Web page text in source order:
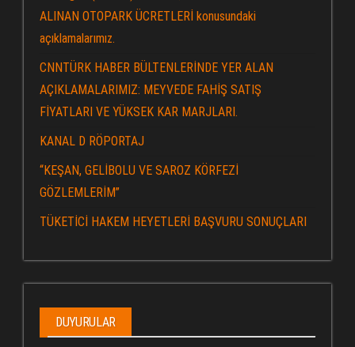
ALINAN OTOPARK ÜCRETLERİ konusundaki
açıklamalarımız.
CNNTÜRK HABER BÜLTENLERİNDE YER ALAN
AÇIKLAMALARIMIZ: MEYVEDE FAHİŞ SATIŞ
FİYATLARI VE YÜKSEK KAR MARJLARI.
KANAL D RÖPORTAJ
“KEŞAN, GELİBOLU VE SAROZ KÖRFEZİ
GÖZLEMLERİM”
TÜKETİCİ HAKEM HEYETLERİ BAŞVURU SONUÇLARI
DUYURULAR